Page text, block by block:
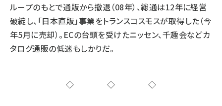
ループのもとで通販から撤退（08年）、総通は12年に経営
破綻し、「日本直販」事業をトランスコスモスが取得した（今
年5月に売却）。ECの台頭を受けたニッセン、千趣会などカ
タログ通販の低迷もしかりだ。
◇◇◇